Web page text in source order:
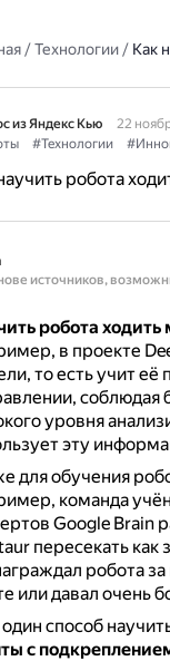
/Технологии/ Как
из Яндекс Кью
22
#Технологии
робота
источников,
робота
в проекте
то есть учит её
соблюдая
уровня
эту
для обучения
команда
Google Brain
пересекать как
робота
или давал очень
способ
с